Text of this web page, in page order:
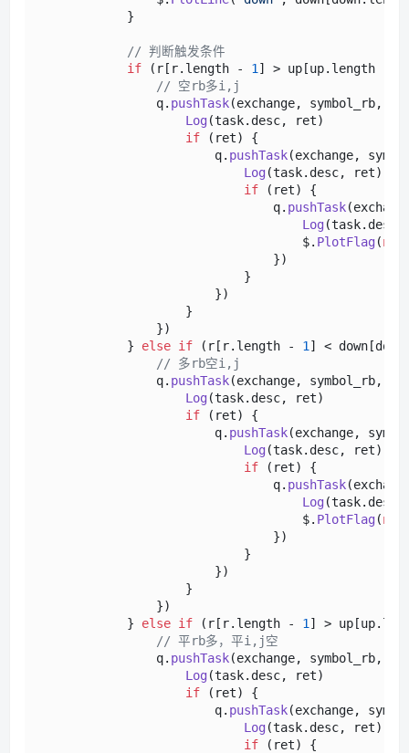
            }
// 判断触发条件
if (r[r. length - 1 ] > up[up. length
// 空rb多i,j
                q.
pushTask(exchange, symbol_rb,
Log(task. desc, ret)
if (ret) {
                        q.
pushTask(exchange,
Log(task. desc, ret)
if (ret) {
                                q.
pushTask
Log(task. desc
                                    $.
PlotFlag(new
                                })
                            }
                        })
                    }
                })
            }
else if (r[r. length - 1 ] <
// 多rb空i,j
                q.
pushTask(exchange, symbol_rb,
Log(task. desc, ret)
if (ret) {
                        q.
pushTask(exchange,
Log(task. desc, ret)
if (ret) {
                                q.
pushTask
Log(task. desc
                                    $.
PlotFlag(new
                                })
                            }
                        })
                    }
                })
            }
else if (r[r. length - 1 ] > up[up.
// 平rb多，平i,j空
                q.
pushTask(exchange, symbol_rb,
Log(task. desc, ret)
if (ret) {
                        q.
pushTask(exchange,
Log(task. desc, ret)
if (ret) {